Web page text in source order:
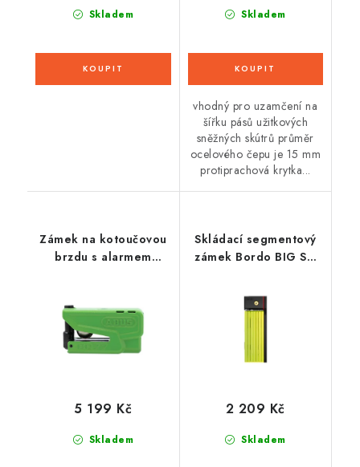
Skladem Skladem
vhodný pro uzamčení na
šířku pásů užitkových
sněžných skútrů průměr
ocelového čepu je 15 mm
protiprachová krytka...
Zámek na kotoučovou
brzdu s alarmem
mm), ABUS (zelený)
Skladem
5 199 Kč
Skládací segmentový
zámek Bordo BIG SH
délka 100 cm),ABUS
Skladem
2 209 Kč